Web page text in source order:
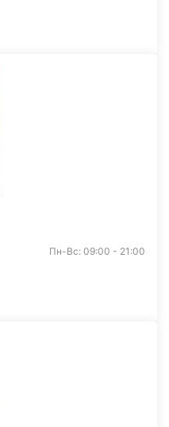
Пн-Вс: 09:00 - 21:00